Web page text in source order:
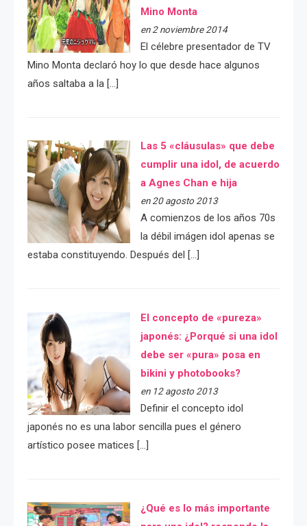
Mino Monta
en 2 noviembre 2014
El célebre presentador de TV
Mino Monta declaró hoy lo que desde hace algunos
años saltaba a la […]
Las 5 «cláusulas» que debe
cumplir una idol, de acuerdo
a Agnes Chan e hija
en 20 agosto 2013
A comienzos de los años 70s
la débil imágen idol apenas se
estaba constituyendo. Después del […]
El concepto de «pureza»
japonés: ¿Porqué si una idol
debe ser «pura» posa en
bikini y photobooks?
en 12 agosto 2013
Definir el concepto idol
japonés no es una labor sencilla pues el género
artístico posee matices […]
¿Qué es lo más importante